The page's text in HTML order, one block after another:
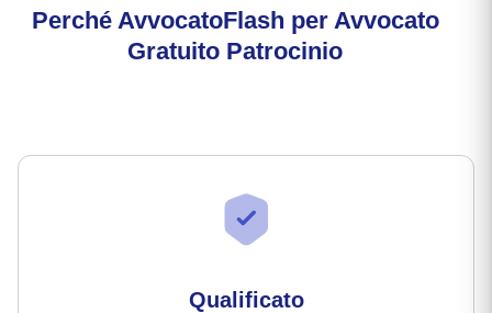
Perché AvvocatoFlash per Avvocato
Gratuito Patrocinio
Qualificato